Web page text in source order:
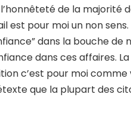
de la
est pour moi un non
dans la bouche de
dans ces affaires.
c’est pour moi
que la plupart des